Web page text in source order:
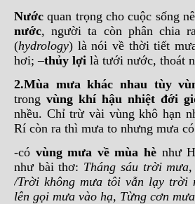
Nướcquan trọng cho cuộc sống
nước, người ta còn phân chia
(hydrology) là nói về thời tiết
hơi; –thủy lợi là tưới nước, thoát
2.Mùa mưa khác nhau tùy
trong vùng khí hậu nhiệt đới
nhều. Chỉ trừ vài vùng khô hạn
Rí còn ra thì mưa to nhưng mưa
-có vùng mưa về mùa hè như
như bài thơ: Tháng sáu trời
/Trời không mưa tôi vẫn lạy trời
lên gọi mưa vào hạ, Từng cơn